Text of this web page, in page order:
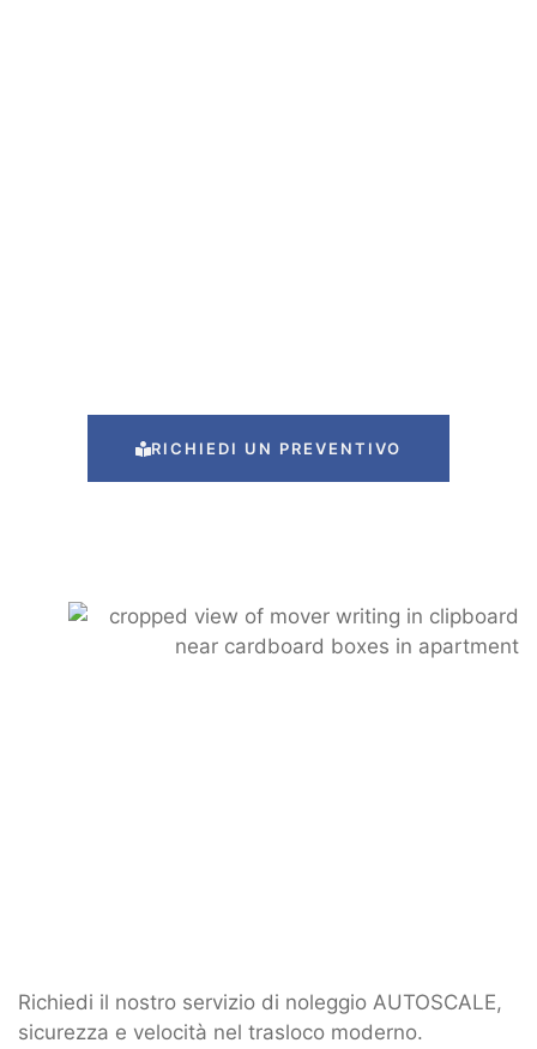
RICHIEDI UN PREVENTIVO
Richiedi il nostro servizio di noleggio AUTOSCALE,
sicurezza e velocità nel trasloco moderno.